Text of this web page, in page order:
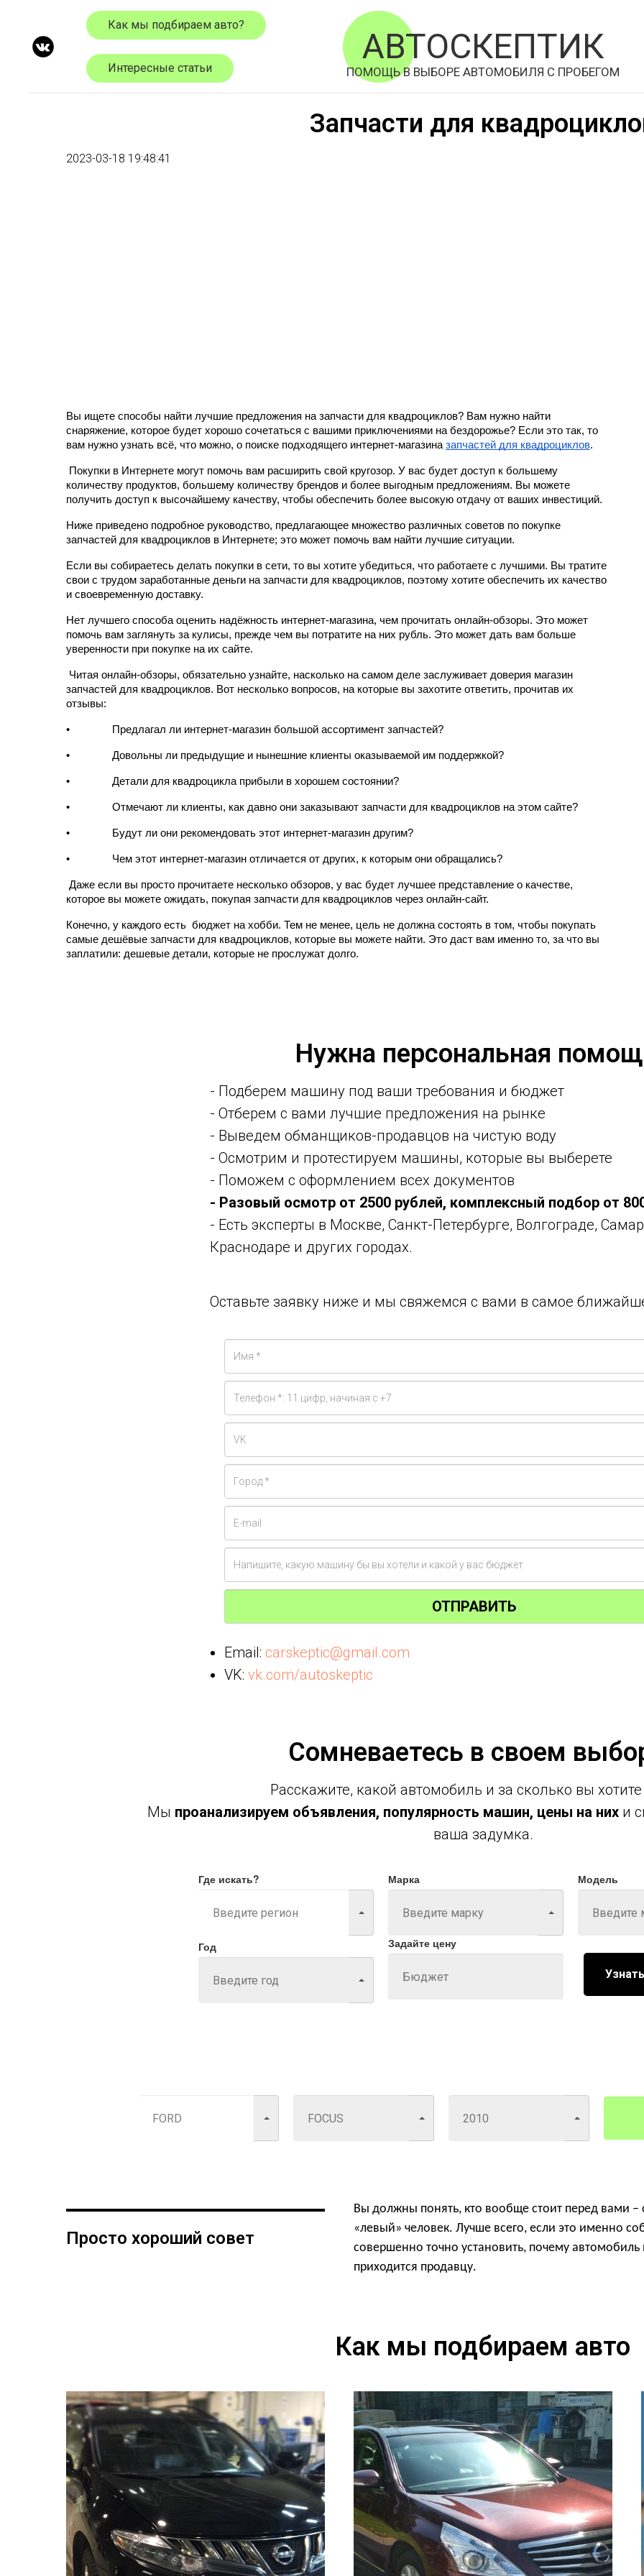
АВТОСКЕПТИК
ПОМОЩЬ В ВЫБОРЕ АВТОМОБИЛЯ С ПРОБЕГОМ
Как мы подбираем авто?
Интересные статьи
Запчасти для
2023-03-18 19:48:41
Вы ищете способы найти лучшие предложения на запчасти для квадроциклов? Вам нужно найти
снаряжение, которое будет хорошо сочетаться с вашими приключениями на бездорожье? Если это так, то
вам нужно узнать всё, что можно, о поиске подходящего интернет-магазина запчастей для квадроциклов.
Покупки в Интернете могут помочь вам расширить свой кругозор. У вас будет доступ к большему
количеству продуктов, большему количеству брендов и более выгодным предложениям. Вы можете
получить доступ к высочайшему качеству, чтобы обеспечить более высокую отдачу от ваших инвестиций.
Ниже приведено подробное руководство, предлагающее множество различных советов по покупке
запчастей для квадроциклов в Интернете; это может помочь вам найти лучшие ситуации.
Если вы собираетесь делать покупки в сети, то вы хотите убедиться, что работаете с лучшими. Вы тратите
свои с трудом заработанные деньги на запчасти для квадроциклов, поэтому хотите обеспечить их качество
и своевременную доставку.
Нет лучшего способа оценить надёжность интернет-магазина, чем прочитать онлайн-обзоры. Это может
помочь вам заглянуть за кулисы, прежде чем вы потратите на них рубль. Это может дать вам больше
уверенности при покупке на их сайте.
Читая онлайн-обзоры, обязательно узнайте, насколько на самом деле заслуживает доверия магазин
запчастей для квадроциклов. Вот несколько вопросов, на которые вы захотите ответить, прочитав их
отзывы:
• Предлагал ли интернет-магазин большой ассортимент запчастей?
• Довольны ли предыдущие и нынешние клиенты оказываемой им поддержкой?
• Детали для квадроцикла прибыли в хорошем состоянии?
• Отмечают ли клиенты, как давно они заказывают запчасти для квадроциклов на этом сайте?
• Будут ли они рекомендовать этот интернет-магазин другим?
• Чем этот интернет-магазин отличается от других, к которым они обращались?
Даже если вы просто прочитаете несколько обзоров, у вас будет лучшее представление о качестве,
которое вы можете ожидать, покупая запчасти для квадроциклов через онлайн-сайт.
Конечно, у каждого есть  бюджет на хобби. Тем не менее, цель не должна состоять в том, чтобы покупать
самые дешёвые запчасти для квадроциклов, которые вы можете найти. Это даст вам именно то, за что вы
заплатили: дешевые детали, которые не прослужат долго.
Нужна персональная
- Подберем машину под ваши требования и бюджет
- Отберем с вами лучшие предложения на рынке
- Выведем обманщиков-продавцов на чистую воду
- Осмотрим и протестируем машины, которые вы выберете
- Поможем с оформлением всех документов
- Разовый осмотр от 2500 рублей, комплексный подбор от
- Есть эксперты в Москве, Санкт-Петербурге, Волгограде,
Краснодаре и других городах.
Оставьте заявку ниже и мы свяжемся с вами в самое
ОТПРАВИТЬ
Email: carskeptic@gmail.com
VK: vk.com/autoskeptic
Сомневаетесь в своем
Расскажите, какой автомобиль и за сколько вы хотите
Мы проанализируем объявления, популярность машин, цены на нихи
ваша задумка.
Где искать? Марка Модель
Год Задайте цену
Просто хороший совет
Вы должны понять, кто вообще стоит перед вами –
«левый» человек. Лучше всего, если это именно
совершенно точно установить, почему
приходится продавцу.
Как мы подбираем авто